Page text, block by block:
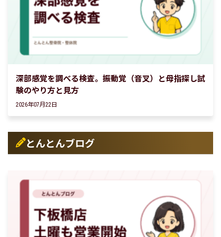
深部感覚を調べる検査。振動覚（音叉）と母指探し試
験のやり方と見方
2026年07月22日
とんとんブログ